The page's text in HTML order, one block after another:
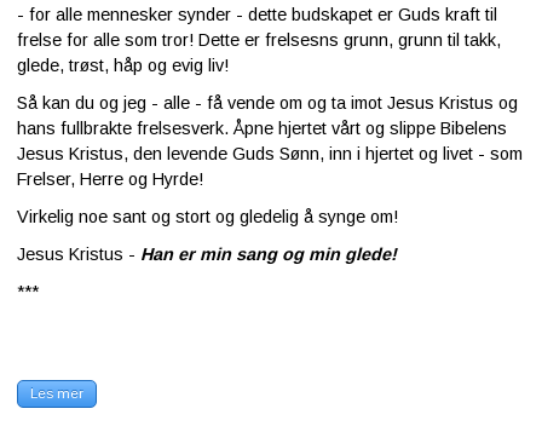
- for alle mennesker synder - dette budskapet er Guds kraft til
frelse for alle som tror! Dette er frelsesns grunn, grunn til takk,
glede, trøst, håp og evig liv!
Så kan du og jeg - alle - få vende om og ta imot Jesus Kristus og
hans fullbrakte frelsesverk. Åpne hjertet vårt og slippe Bibelens
Jesus Kristus, den levende Guds Sønn, inn i hjertet og livet - som
Frelser, Herre og Hyrde!
Virkelig noe sant og stort og gledelig å synge om!
Jesus Kristus - Han er min sang og min glede!
***
Les mer